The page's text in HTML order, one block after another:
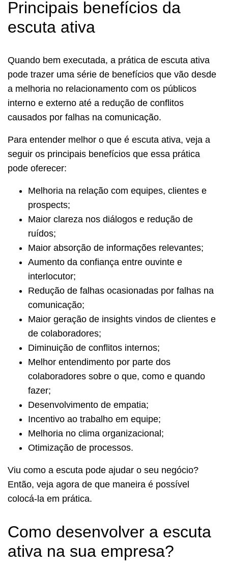
Principais benefícios da
escuta ativa
Quando bem executada, a prática de escuta ativa
pode trazer uma série de benefícios que vão desde
a melhoria no relacionamento com os públicos
interno e externo até a redução de conflitos
causados por falhas na comunicação.
Para entender melhor o que é escuta ativa, veja a
seguir os principais benefícios que essa prática
pode oferecer:
Melhoria na relação com equipes, clientes e
prospects;
Maior clareza nos diálogos e redução de
ruídos;
Maior absorção de informações relevantes;
Aumento da confiança entre ouvinte e
interlocutor;
Redução de falhas ocasionadas por falhas na
comunicação;
Maior geração de insights vindos de clientes e
de colaboradores;
Diminuição de conflitos internos;
Melhor entendimento por parte dos
colaboradores sobre o que, como e quando
fazer;
Desenvolvimento de empatia;
Incentivo ao trabalho em equipe;
Melhoria no clima organizacional;
Otimização de processos.
Viu como a escuta pode ajudar o seu negócio?
Então, veja agora de que maneira é possível
colocá-la em prática.
Como desenvolver a escuta
ativa na sua empresa?